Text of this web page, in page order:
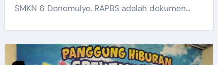
SMKN 6 Donomulyo. RAPBS adalah dokumen…